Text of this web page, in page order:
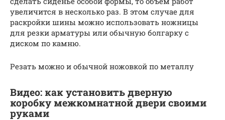
увеличится в несколько раз. В этом случае для
раскройки шины можно использовать ножницы
для резки арматуры или обычную болгарку с
диском по камню.
Резать можно и обычной ножовкой по металлу
Видео: как установить дверную
коробку межкомнатной двери своими
руками